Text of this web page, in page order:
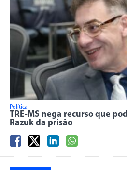
Política
TRE-MS nega recurso que
Razuk da prisão